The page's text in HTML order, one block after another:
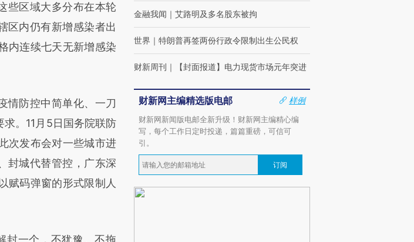
些区域大多分布在本轮
区内仍有新增感染者出
内连续七天无新增感染
防控中简单化、一刀
。11月5日国务院联防
次发布会对一些城市进
封城代替管控，广东深
赋码弹窗的形式限制人
一个，不犹豫、不拖
金融我闻 ｜ 艾路明及多名股东被拘
世界 ｜ 特朗普再签两份行政令限制出生公民权
财新周刊 ｜ 【封面报道】电力现货市场元年突进
财新网主编精选版电邮
样例
财新网新闻版电邮全新升级！财新网主编精心编
写，每个工作日定时投递，篇篇重磅，可信可
引。
订阅